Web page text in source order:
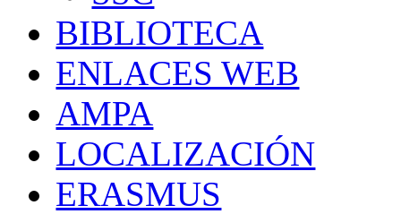
BIBLIOTECA
ENLACES WEB
AMPA
LOCALIZACIÓN
ERASMUS